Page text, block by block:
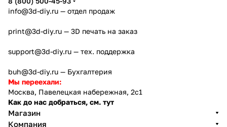
info@3d-diy.ru — отдел продаж
print@3d-diy.ru — 3D печать на заказ
support@3d-diy.ru — тех. поддержка
buh@3d-diy.ru — Бухгалтерия
Мы переехали:
Москва, Павелецкая набережная, 2с1
Как до нас добраться, см. тут
Магазин
Компания